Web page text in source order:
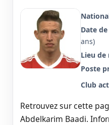
Date
ans)
Lieu de
Poste
Club
Retrouvez sur cette
Abdelkarim Baadi.